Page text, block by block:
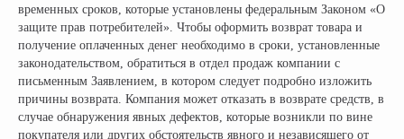
временных сроков, которые установлены федеральным Законом «О
защите прав потребителей». Чтобы оформить возврат товара и
получение оплаченных денег необходимо в сроки, установленные
законодательством, обратиться в отдел продаж компании с
письменным Заявлением, в котором следует подробно изложить
причины возврата. Компания может отказать в возврате средств, в
случае обнаружения явных дефектов, которые возникли по вине
покупателя или других обстоятельств явного и независящего от